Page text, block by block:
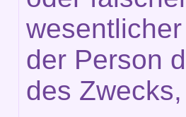
der Person
des